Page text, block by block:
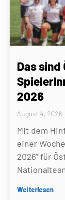
Das
2026
August 4, 2026
Mit dem
einer
2026” für
Weiterlesen